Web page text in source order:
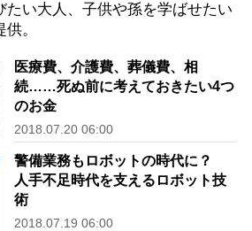
たい大人、子供や孫を学ばせたい
。
医療費、介護費、葬儀費、相
続……死ぬ前に考えておきたい4つ
のお金
2018.07.20 06:00
警備業務もロボットの時代に？
人手不足時代を支えるロボット技
術
2018.07.19 06:00